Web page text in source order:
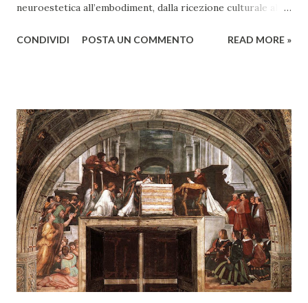
neuroestetica all’embodiment, dalla ricezione culturale alla
prospettive teoriche sull’esperienza musicale come forma
delinea un profilo aggiornato dello stato dell’arte,
attingendo a studi recenti di ambito internazionale. Ne
emerge un'estetica multiprospettica, attenta all’interazione
tra corpo, mente e cultura, capace di accogliere tanto il
rigore teorico quanto la complessità vissuta
dell’esperienza musicale. Nel panorama contemporaneo,
l’estetica della musica si configura come un territorio in
movimento, segnato da un’apertura senza precedenti verso
prospettive interdisciplinari. Le riflessio...
CONDIVIDI POSTA UN COMMENTO READ MORE »